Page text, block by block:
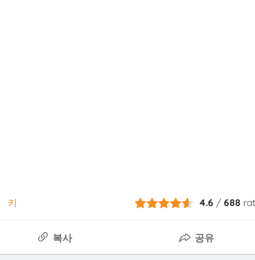
키 4.6 /688
복사 공유